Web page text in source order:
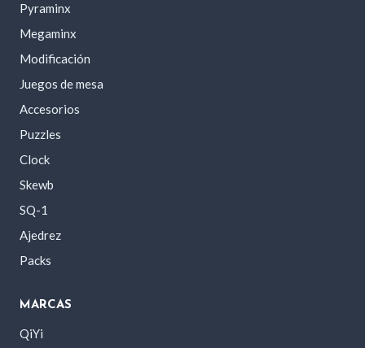
Pyraminx
Megaminx
Modificación
Juegos de mesa
Accesorios
Puzzles
Clock
Skewb
SQ-1
Ajedrez
Packs
MARCAS
QiYi